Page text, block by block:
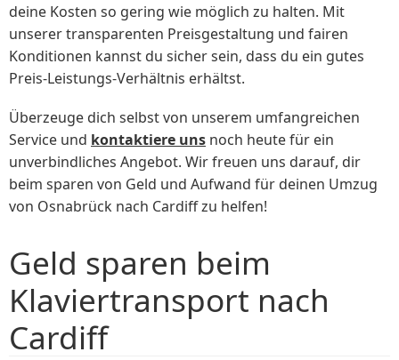
deine Kosten so gering wie möglich zu halten. Mit
unserer transparenten Preisgestaltung und fairen
Konditionen kannst du sicher sein, dass du ein gutes
Preis-Leistungs-Verhältnis erhältst.
Überzeuge dich selbst von unserem umfangreichen
Service und kontaktiere uns noch heute für ein
unverbindliches Angebot. Wir freuen uns darauf, dir
beim sparen von Geld und Aufwand für deinen Umzug
von Osnabrück nach Cardiff zu helfen!
Geld sparen beim
Klaviertransport nach
Cardiff